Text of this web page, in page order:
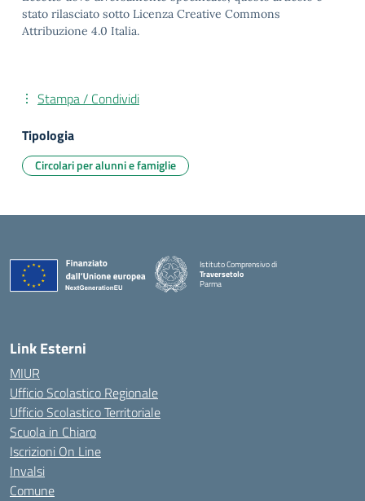
stato rilasciato sotto Licenza Creative Commons
Attribuzione 4.0 Italia.
Stampa / Condividi
Tipologia
Circolari per alunni e famiglie
Istituto Comprensivo di
Traversetolo
Parma
Link Esterni
MIUR
Ufficio Scolastico Regionale
Ufficio Scolastico Territoriale
Scuola in Chiaro
Iscrizioni On Line
Invalsi
Comune